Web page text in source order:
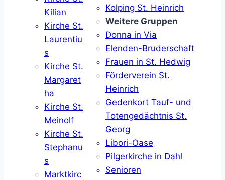
Kilian
Kirche St.
Laurentiu
s
Kirche St.
Margaret
ha
Kirche St.
Meinolf
Kirche St.
Stephanu
s
Marktkirc
Kolping St. Heinrich
Weitere Gruppen
Donna in Via
Elenden-Bruderschaft
Frauen in St. Hedwig
Förderverein St.
Heinrich
Gedenkort Tauf- und
Totengedächtnis St.
Georg
Libori-Oase
Pilgerkirche in Dahl
Senioren